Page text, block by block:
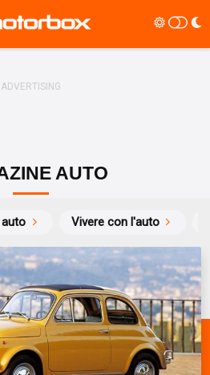
AUTO
Vivere con l'auto